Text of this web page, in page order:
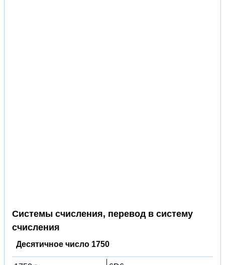
Системы счисления, перевод в систему
счисления
Десятичное число 1750